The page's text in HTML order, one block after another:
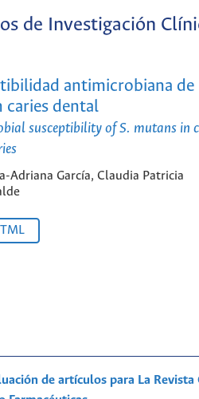
de Investigación
antimicrobiana de
caries dental
susceptibility of S. mutans in
Adriana García, Claudia Patricia
de artículos para La